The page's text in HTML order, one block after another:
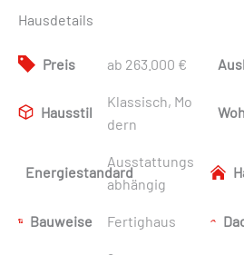
Hausdetails
Preis ab 263.000 €
Hausstil
Klassisch, Mo
dern
Energiestandard
Ausstattungs
abhängig
Bauweise Fertighaus